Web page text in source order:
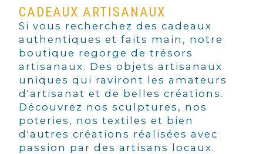
CADEAUX ARTISANAUX
Si vous recherchez des cadeaux
authentiques et faits main, notre
boutique regorge de trésors
artisanaux. Des objets artisanaux
uniques qui raviront les amateurs
d'artisanat et de belles créations.
Découvrez nos sculptures, nos
poteries, nos textiles et bien
d'autres créations réalisées avec
passion par des artisans locaux.